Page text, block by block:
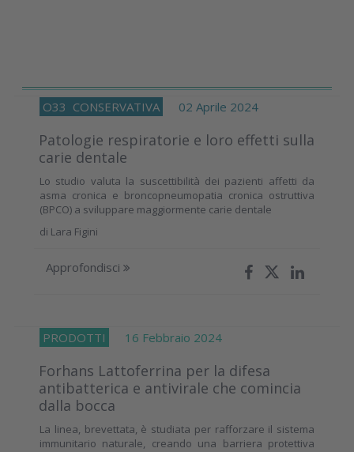
O33 CONSERVATIVA 02 Aprile 2024
Patologie respiratorie e loro effetti sulla
carie dentale
Lo studio valuta la suscettibilità dei pazienti affetti da
asma cronica e broncopneumopatia cronica ostruttiva
(BPCO) a sviluppare maggiormente carie dentale
di Lara Figini
Approfondisci
PRODOTTI 16 Febbraio 2024
Forhans Lattoferrina per la difesa
antibatterica e antivirale che comincia
dalla bocca
La linea, brevettata, è studiata per rafforzare il sistema
immunitario naturale, creando una barriera protettiva